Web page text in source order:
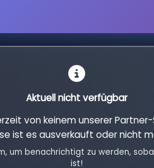
Aktuell nicht verfügbar
von keinem unserer
ist es ausverkauft oder nicht
um benachrichtigt zu werden,
ist!